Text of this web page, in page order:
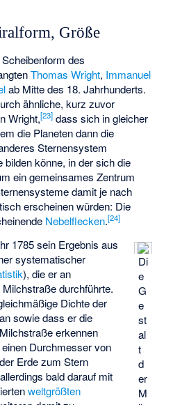
Größe
des
Thomas Wright, Immanuel
ab Mitte des 18. Jahrhunderts.
ähnliche, kurz zuvor
Wright,[23] dass sich in gleicher
die Planeten dann die
Sternensystem
bilden könne, in der sich die
ein gemeinsames Zentrum
damit je nach
erscheinen würden: Die
Nebelflecken.[24]
Di
e
G
e
st
al
t
d
er
M
1785 sein Ergebnis aus
systematischer
), die er an
durchführte.
Dichte der
sowie dass er die
erkennen
Durchmesser von
Erde zum Stern
bald darauf mit
weltgrößten